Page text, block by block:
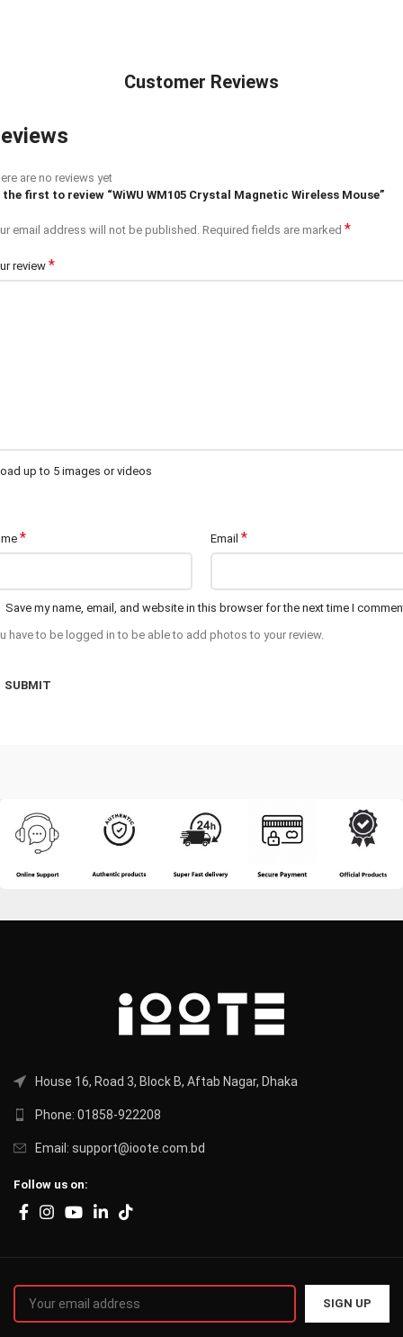
Customer Reviews
are no reviews yet
the first to review “WiWU WM105 Crystal Magnetic Wireless Mouse”
email address will not be published. Required fields are marked *
review *
up to 5 images or videos
* Email *
Save my name, email, and website in this browser for the next time I
have to be logged in to be able to add photos to your review.
House 16, Road 3, Block B, Aftab Nagar, Dhaka
Phone: 01858-922208
Email: support@ioote.com.bd
Follow us on: